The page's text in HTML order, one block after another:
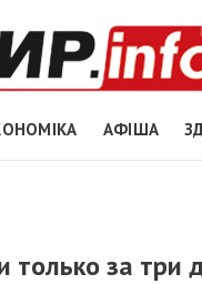
АФІША
за три